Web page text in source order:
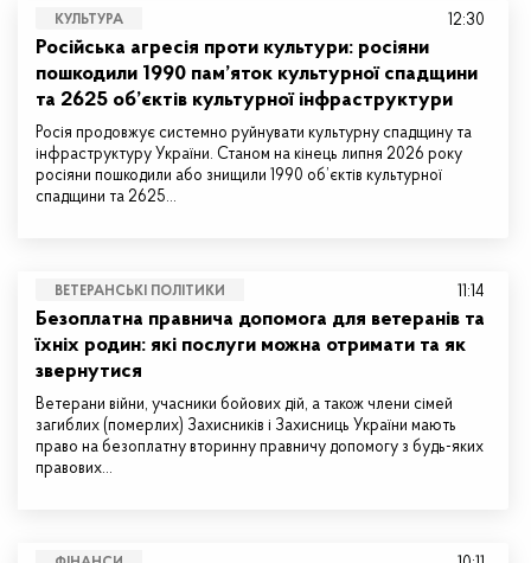
КУЛЬТУРА
Російська агресія проти культури: росіяни
пошкодили 1990 пам’яток культурної спадщини
та 2625 об’єктів культурної інфраструктури
Росія продовжує системно руйнувати культурну спадщину та
інфраструктуру України. Станом на кінець липня 2026 року
росіяни пошкодили або знищили 1990 об’єктів культурної
спадщини та 2625…
12:30
ВЕТЕРАНСЬКІ ПОЛІТИКИ
Безоплатна правнича допомога для ветеранів та
їхніх родин: які послуги можна отримати та як
звернутися
Ветерани війни, учасники бойових дій, а також члени сімей
загиблих (померлих) Захисників і Захисниць України мають
право на безоплатну вторинну правничу допомогу з будь-яких
правових…
11:14